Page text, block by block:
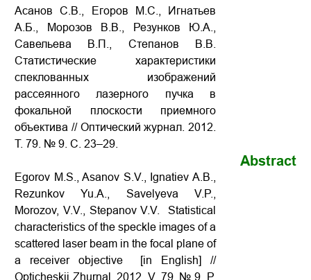
Асанов С.В., Егоров М.С., Игнатьев
А.Б., Морозов В.В., Резунков Ю.А.,
Савельева В.П., Степанов В.В.
Статистические характеристики
спеклованных изображений
рассеянного лазерного пучка в
фокальной плоскости приемного
объектива // Оптический журнал. 2012.
Т. 79. № 9. С. 23–29.
Egorov M.S., Asanov S.V., Ignatiev A.B.,
Rezunkov Yu.A., Savelyeva V.P.,
Morozov, V.V., Stepanov V.V. Statistical
characteristics of the speckle images of a
scattered laser beam in the focal plane of
a receiver objective [in English] //
Opticheskii Zhurnal. 2012. V. 79. № 9. P.
Abstract